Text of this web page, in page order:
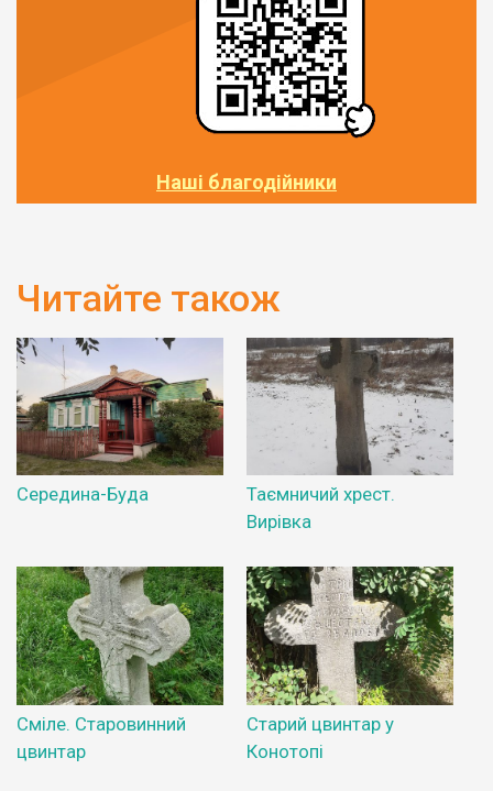
Наші благодійники
Читайте також
Середина-Буда
Таємничий хрест.
Вирівка
Сміле. Старовинний
цвинтар
Старий цвинтар у
Конотопі